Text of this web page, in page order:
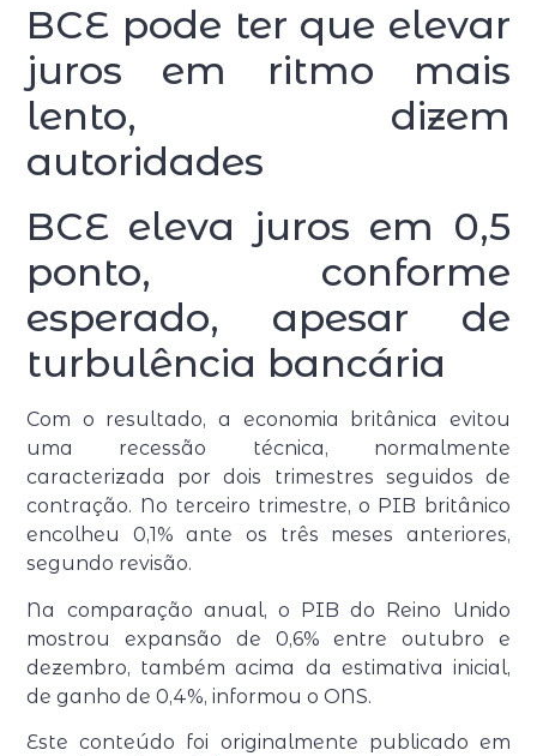
BCE pode ter que elevar
juros em ritmo mais
lento, dizem
autoridades
BCE eleva juros em 0,5
ponto, conforme
esperado, apesar de
turbulência bancária
Com o resultado, a economia britânica evitou
uma recessão técnica, normalmente
caracterizada por dois trimestres seguidos de
contração. No terceiro trimestre, o PIB britânico
encolheu 0,1% ante os três meses anteriores,
segundo revisão.
Na comparação anual, o PIB do Reino Unido
mostrou expansão de 0,6% entre outubro e
dezembro, também acima da estimativa inicial,
de ganho de 0,4%, informou o ONS.
Este conteúdo foi originalmente publicado em